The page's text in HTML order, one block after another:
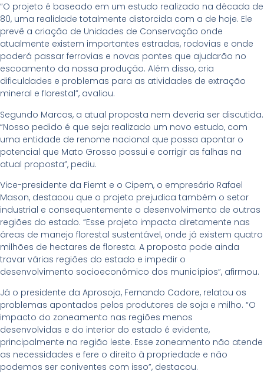
“O projeto é baseado em um estudo realizado na década de
80, uma realidade totalmente distorcida com a de hoje. Ele
prevê a criação de Unidades de Conservação onde
atualmente existem importantes estradas, rodovias e onde
poderá passar ferrovias e novas pontes que ajudarão no
escoamento da nossa produção. Além disso, cria
dificuldades e problemas para as atividades de extração
mineral e florestal”, avaliou.
Segundo Marcos, a atual proposta nem deveria ser discutida.
“Nosso pedido é que seja realizado um novo estudo, com
uma entidade de renome nacional que possa apontar o
potencial que Mato Grosso possui e corrigir as falhas na
atual proposta”, pediu.
Vice-presidente da Fiemt e o Cipem, o empresário Rafael
Mason, destacou que o projeto prejudica também o setor
industrial e consequentemente o desenvolvimento de outras
regiões do estado. “Esse projeto impacta diretamente nas
áreas de manejo florestal sustentável, onde já existem quatro
milhões de hectares de floresta. A proposta pode ainda
travar várias regiões do estado e impedir o
desenvolvimento socioeconômico dos municípios”, afirmou.
Já o presidente da Aprosoja, Fernando Cadore, relatou os
problemas apontados pelos produtores de soja e milho. “O
impacto do zoneamento nas regiões menos
desenvolvidas e do interior do estado é evidente,
principalmente na região leste. Esse zoneamento não atende
as necessidades e fere o direito à propriedade e não
podemos ser coniventes com isso”, destacou.